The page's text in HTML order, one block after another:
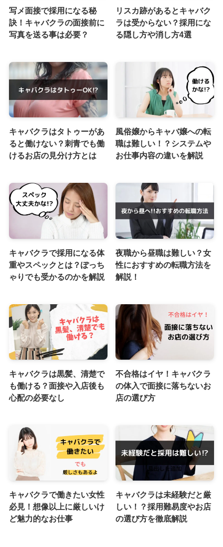
写メ面接で採用になる秘
訣！キャバクラの面接前に
写真を送る事は必要？
リスカ跡があるとキャバク
ラは受からない？採用にな
る隠し方や消し方4選
キャバクラはタトゥーがあ
ると働けない？刺青でも働
けるお店の見分け方とは
風俗嬢からキャバ嬢への転
職は難しい！？システムや
お仕事内容の違いを解説
キャバクラで採用になる体
重やスペックとは？ぽっち
ゃりでも受かるのかを解説
夜職から昼職は難しい？女
性におすすめの転職方法を
解説！
キャバクラは黒髪、清楚で
も働ける？面接や入店後も
心配の必要なし
不合格はイヤ！キャバクラ
の体入で面接に落ちないお
店の選び方
キャバクラで働きたい女性
必見！想像以上に厳しいけ
ど魅力的なお仕事
キャバクラは未経験だと厳
しい！？採用難易度やお店
の選び方を徹底解説